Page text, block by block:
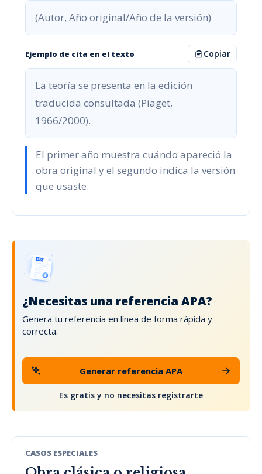
(Autor, Año original/Año de la versión)
Ejemplo de cita en el texto Copiar
La teoría se presenta en la edición
traducida consultada (Piaget,
1966/2000).
El primer año muestra cuándo apareció la
obra original y el segundo indica la versión
que usaste.
¿Necesitas una referencia APA?
Genera tu referencia en línea de forma rápida y
correcta.
Generar referencia APA
Es gratis y no necesitas registrarte
CASOS ESPECIALES